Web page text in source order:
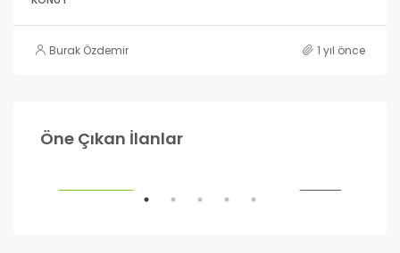
Burak Özdemir 1 yıl önce
Öne Çıkan İlanlar
990.000₺
Ankara